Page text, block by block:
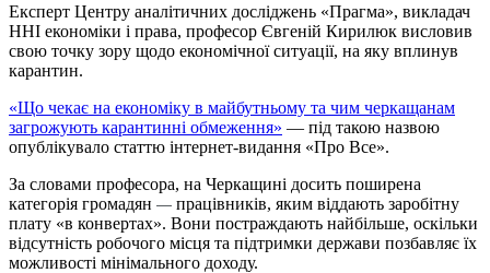
Експерт Центру аналітичних досліджень «Прагма», викладач
ННІ економіки і права, професор Євгеній Кирилюк висловив
свою точку зору щодо економічної ситуації, на яку вплинув
карантин.
«Що чекає на економіку в майбутньому та чим черкащанам
загрожують карантинні обмеження» — під такою назвою
опублікувало статтю інтернет-видання «Про Все».
За словами професора, на Черкащині досить поширена
категорія громадян — працівників, яким віддають заробітну
плату «в конвертах». Вони постраждають найбільше, оскільки
відсутність робочого місця та підтримки держави позбавляє їх
можливості мінімального доходу.